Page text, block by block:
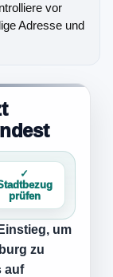
vor
Adresse und
✓
prüfen
um
zu
auf